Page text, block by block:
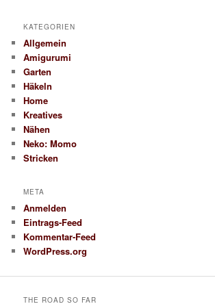
KATEGORIEN
Allgemein
Amigurumi
Garten
Häkeln
Home
Kreatives
Nähen
Neko: Momo
Stricken
META
Anmelden
Eintrags-Feed
Kommentar-Feed
WordPress.org
THE ROAD SO FAR